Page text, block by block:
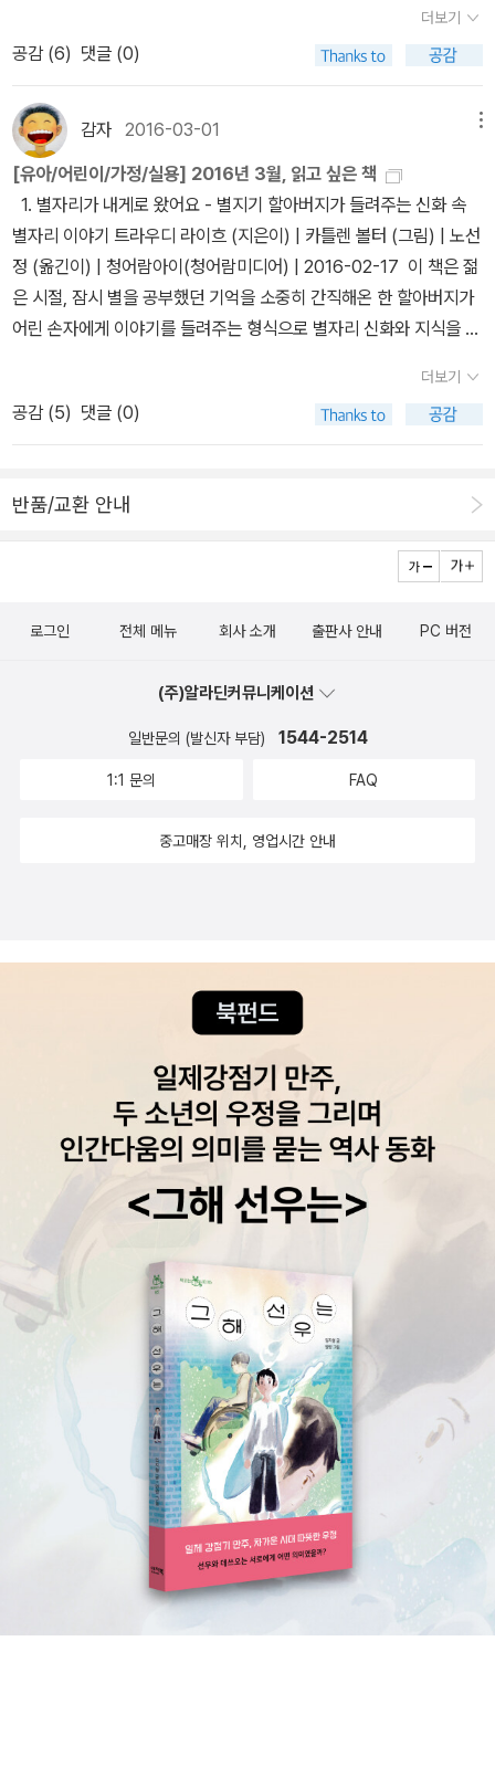
같아요. 유아나 초등학생에게 맞는 체계적인 구성이 마음에 들었어
요. 남극과 북극은 가보기 어려운 지역이기에 아이들이 호기심을 갖
는 곳이기에 더욱 읽고 싶은 이야깁니다. 5. 말문이 빵 터지는 엄
마표 패턴영어 외국어는 패턴학습법이 좋다는 글을 읽은 적이 있기
에 홈스쿨링 교재로 좋을 것 같습니다. 기본적인 75개의 주요 표현
들만 제대로 익혀도 스스로 영어공부 하기에 도움이 되지 않을까 싶
어서 보고 싶네요. 중국어 공부를 하면서 영어에도 관심을 보이고 있
기에 아이들에게 도움이 될 책입니다.
무언가 사랑할 수 있도록 돕는 것이 어른들의 역할이라면 글쓰기에
대해서도 아이들이 즐겁고 행복한 기억으로 남을 수 있었으면 좋겠
쾌한 처방이 될 것이다. 채인선 작가는 매일 비슷한 일상을 되풀이 하
는 아이들이 책상 앞에 앉아 무엇을 써야 할지 고민하는 시간에 ‘매일
쓰고 싶은 주제가 가득’한 처방전을 내어 놓았다. 고민, 빨래, 타조, 제
안, 화해, 경청, 걱정, 신호등…… 날마다 새롭고 다양한 주제들이 기다
리고 있다. 무엇을 써야 할지 몰라서 고민이 아니라, 이것도 쓰고 싶고
저것도 쓰고 싶고 쓰고 싶은 재미있는 이야기가 너무 많아서 고민이
겠다.하루 한 장 새로운 소재와 함께 글을 쓰다 보면 자잘한 일상 속
이야기와 가벼운 생각거리뿐 아니라 가끔은 ‘거북이는 왜 무거운 등
은 것’과 같이 새로운 상상 속으로 빠져 보는 날도 만나게 된다. 발명
의 날, 식목일, 입동 같은 기념일을 놓치지 않고 그날의 의미를 떠올려
볼 수 있게 된다. 그러다 어떤 날은 ‘안락사는 꼭 필요할까?’ ‘우리에
는 날도 있다. 이런 소재로도 글을 쓸 수 있구나 하는 자신감과 함께
쓰기 자체에 대한 막연한 거부감과 두려움을 잊고 글 쓰는 즐거움을
기 싫은 날 붙일 수 있는 PASS 스티커는 아이들의 마음을 잘 아는 작
아이들에게 또 다른 숙제가 되지 않았으면 해요. 글을 쓴다는 것이 잘
‘곰돌이 푸’의 모티브가 된 실제 곰 이야기이다.￼￼ 글쓰기 처방전채인선
/ 책읽는곰 초등학생 일기 고민 끝! 365일 날마다 쓸 수 있는 글쓰기
소재글쓰기가 두려운 아이들을 위한 친절하고 유쾌한 처방전. 동화
작가 채인선 선생님이 글쓰기가 쉽고 재미있어지는 특별한 비법을 제
시한다. 우정, 사랑, 꿈, 가족, 고민, 외로움, 걱정, 자유, 가치, 감정, 날
씨, 계절, 요리, 영화, 동물, 미래, 괴담, 전쟁, 성장, 예술, 책... 매일 일
기에 옮겨 쓸 수 있는 글감이 날마다 한 편씩 담겨 있다. 창의적인 글
쓰기, 문학적인 글쓰기, 설득하는 글쓰기, 설명하는 글쓰기, 철학적인
글쓰기, 시기와 계절에 맞는 글쓰기, 편지 쓰기나 경험한 이야기 쓰기
등 다양한 형식의 글쓰기를 접하며 생각하는 힘과 좋은 글에 대한 감
각을 기를 수 있다. ￼￼생각을 열어 주는 사회가치사전구민정 외 / 고래
이야기 교과서에 없는 진보적인 개념과 가치까지 담은 사전우리가 일
상에서 흔히 접하고 사용하지만 정확히 알지 못하고 모호하게 넘어가
아야 할 사회 개념어를 만화 구성으로 친근하고 재미있게 풀어 놓았
르는 개념어까지 살펴보는 과정에서 생각이 깊어지고 올바른 가치관
을 세울 수 있게 될 것이다. 그야말로 우리 사회를 균형 잡힌 눈으로
바라볼 수 있게 도와 줄 특별한 사전이다. ￼￼외로운 돼지, 즐거운 학교에
있을까?스웨덴에서만 2만 5천부 이상 판매되고 7개국에 번역된 그
을 맛볼 수 있는 작품이다. 동물, 자연과의 교감을 통해 소외와 동경,
우정과 존중에 관한 이야기를 들려준다. 시적이며 활기차고 생동감
학교생활에 대해 말한다. 유머 감각 넘치는 글과 매력적인 그림이 멋
나라 대표 작가들의 동시에 동화같은 컬러링 그림을 조합했다. 아기
에게 엄마의 목소리로 동시를 읽어주고, 아기를 기다리며 직접 색칠
하여 만들어 선물하는, 세상에서 가장 특별한 첫 번째 그림책.￼￼ 천 일의
음육아<대한민국 부모>의 저자, 20년 동안 정신분석가로 활동하면
서 시대의 아픔, 상처받은 인간의 내면을 어루만져온 이승욱, “아이를
어떻게 키울 것인가?”에 대한 부모들의 치열한 고민에 답하다! ‘따뜻
하고, 엄마 품에 안는 일은 이제 갓 태어난 아기를 둔 부모, 아직 부모
어지는 일상적인 육아 행위일 것이다.우리동화 작가중에 감동적인 아
이들의 이야기를 들려주는 채인선 작가가 하루한장 글쓰기 책을 냈네
요.365일 날마다 글을 쓸 수 있다구요.저도 하루한장 글 쓸 수 있으
면 좋겠어요!게다가 제가 좋아하는 스노우캣 그림작가 권윤주님의 그
림이라니 탐나네요^^
더보기
공감 (6) 댓글 (0)
감자 2016-03-01
[유아/어린이/가정/실용] 2016년 3월, 읽고 싶은 책
1. 별자리가 내게로 왔어요 - 별지기 할아버지가 들려주는 신화 속
별자리 이야기 트라우디 라이흐 (지은이) | 카틀렌 볼터 (그림) | 노선
정 (옮긴이) | 청어람아이(청어람미디어) | 2016-02-17 이 책은 젊
은 시절, 잠시 별을 공부했던 기억을 소중히 간직해온 한 할아버지가
어린 손자에게 이야기를 들려주는 형식으로 별자리 신화와 지식을 소
리며 별자리를 하나하나 알아가는 경험을 할 수 있다. 할아버지 이야
기 속에서 인간의 이성과 감성이 조화를 이루고, 과학과 예술이 한데
어우러진 별자리 신화를 만날 수 있는 책이다. 그 안에 숨겨진 인류의
마음속 별로 반짝이게 하는 일 또한 이 책을 읽는 즐거움 중 하나가 될
것이다. 2. 글쓰기 처방전 - 동화 작가 채인선의 하루 한 장채인선
(지은이) | 정우열 | 스노우캣(권윤주) (그림) | 책읽는곰 | 2016-02
나인데, 이 책에는 매일매일 일기에 옮겨 쓸 수 있는 글감이 날마다 한
감정, 날씨, 계절, 요리, 영화, 동물, 미래, 괴담, 전쟁, 성장, 예술, 책
등등 페이지를 넘길 때마다 그날그날에 맞는 참신하고 유쾌한, 때로
양한 주제들로 글을 쓰다 보면 평소에 생각이 미치지 못했던 주제에
소에 무심하게 스쳐 지나갔던 주변 사물과 자연에 대한 관찰력도 기
이 착하기만 한 아기 늑대를 사악하고 무시무시한 늑대로 만들기 위
해 여러 가지 기술을 가르치려고 팔을 걷었다. 아기 늑대를 늑대답게
키우기 위해서는 가르쳐야 할 것들이 너무 많았다. 늑대답게 울부짖
기를 비롯해 토끼 사냥, 빨간 망토 소녀 겁주기, 아기 돼지 집 부수기
등. 하지만 삼촌 늑대의 뜻대로 되는 건 도무지 하나도 없었다. 오히려
아기 늑대가 만든 당근케이크를 맛보고는 손을 들고 만다. 아기 늑대
는 우리가 알고 있는 ‘사악하고 무시무시한 늑대’가 아니어도 행복하
게 살 수 있을까? 아기 늑대 교육에 실패한 삼촌 늑대가 불행했을
까? 4. 말문이 빵 터지는 엄마표 패턴영어 - 말문이 빵 터지는 엄마
표 시리즈김현좌 | 구꽃님 (지은이) | 이경빈이 (감수) | 노란우산 | 2
016-02-01 이 책은 엄마들이 영어를 패턴별로 기초부터 차근히 익
힐 수 있도록 75개의 주요 표현들과 풍부한 예문들로 구성하였다. 또
한 패턴별로 익힌 영어 문장을 아이들과 실생활의 대화에서 자연스럽
게 활용할 수 있도록 간단한 대화문을 다양하게 제시하여 언제 어디
서나 자신감 있게 영어 문장을 말할 수 있도록 도와준다. 엄마표 학습
에 있어서 엄마의 실력이 뒷받침된다면, 우리 아이들의 학습을 훨씬
효과적으로 이끌어줄 수 있다. <말문이 빵 터지는 엄마표 패턴영어>
는 CD로 흘려듣기하고, 세이펜으로 반복 학습할 수 있어서, 경우에
따라서 효율적으로 활용할 수 있는 책이다. 5. 하루 10분 귀 마사지
의 힘 - 내 몸의 모든 통증을 없애주는 이어테라피최은하 (지은이) |
마이크임팩트북스 | 2016-02-01 귀는 ‘인체의 축소판’이라 불린다.
더보기
공감 (5) 댓글 (0)
반품/교환 안내
로그인 전체 메뉴 회사 소개 출판사 안내 PC 버전
(주)알라딘커뮤니케이션
일반문의 (발신자 부담) 1544-2514
1:1 문의 FAQ
중고매장 위치, 영업시간 안내